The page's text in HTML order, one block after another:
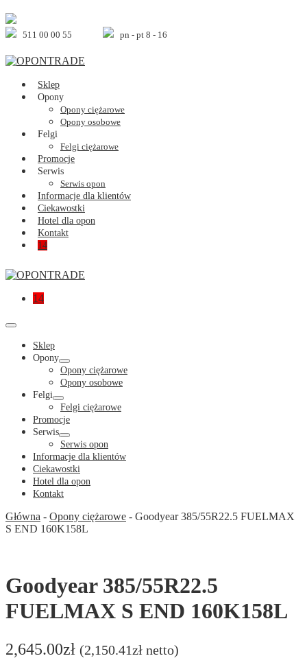
Skip
to
content511 00 00 55 pn - pt 8 - 16
Sklep
Opony
Opony ciężarowe
Opony osobowe
Felgi
Felgi ciężarowe
Promocje
Serwis
Serwis opon
Informacje dla klientów
Ciekawostki
Hotel dla opon
Kontakt
Shopping
14Items
Shopping
14Items
Menu
Toggle
Sklep
Opony
Menu
Toggle
Opony ciężarowe
Opony osobowe
Felgi
Menu
Toggle
Felgi ciężarowe
Promocje
Serwis
Menu
Toggle
Serwis opon
Informacje dla klientów
Ciekawostki
Hotel dla opon
Kontakt
Główna - Opony ciężarowe - Goodyear 385/55R22.5 FUELMAX
S END 160K158L
Goodyear 385/55R22.5
FUELMAX S END 160K158L
2,645.00zł (2,150.41zł netto)